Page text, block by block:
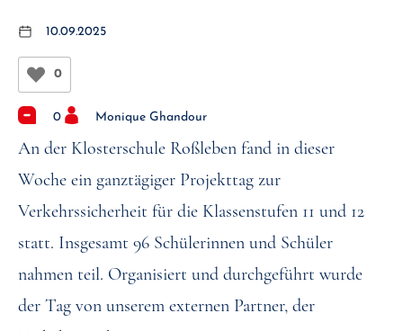
10.09.2025
0
0 Monique Ghandour
An der Klosterschule Roßleben fand in dieser
Woche ein ganztägiger Projekttag zur
Verkehrssicherheit für die Klassenstufen 11 und 12
statt. Insgesamt 96 Schülerinnen und Schüler
nahmen teil. Organisiert und durchgeführt wurde
der Tag von unserem externen Partner, der